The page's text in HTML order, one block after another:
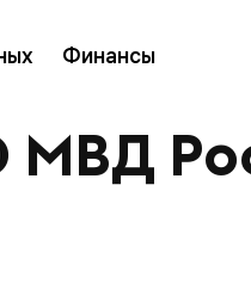
Финансы
МВД